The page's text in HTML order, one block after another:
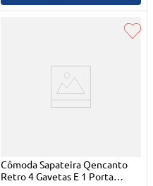
Cômoda Sapateira Qencanto
Retro 4 Gavetas E 1 Porta